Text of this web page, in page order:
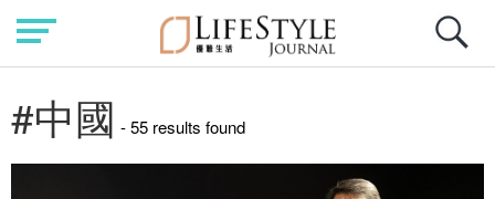
#中國 - 55 results found